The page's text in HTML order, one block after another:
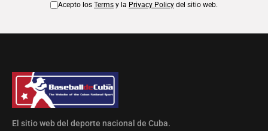
Acepto los Terms y la Privacy Policy del sitio web.
El sitio web del deporte nacional de Cuba.